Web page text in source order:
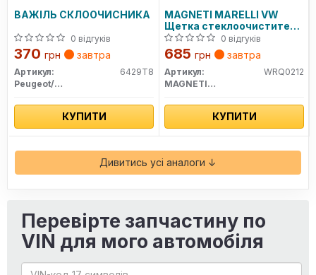
ВАЖІЛЬ СКЛООЧИСНИКА
0 відгуків
370 грн завтра
Артикул:
6429T8
Peugeot/Citroen
КУПИТИ
MAGNETI MARELLI VW
Щетка стеклоочистителя
с рычагом задняя 355мм
GOLF IV (HB) 97-
0 відгуків
685 грн завтра
Артикул:
WRQ0212
MAGNETI MARELLI
КУПИТИ
Дивитись усі аналоги ↓
Перевірте запчастину по
VIN для мого автомобіля